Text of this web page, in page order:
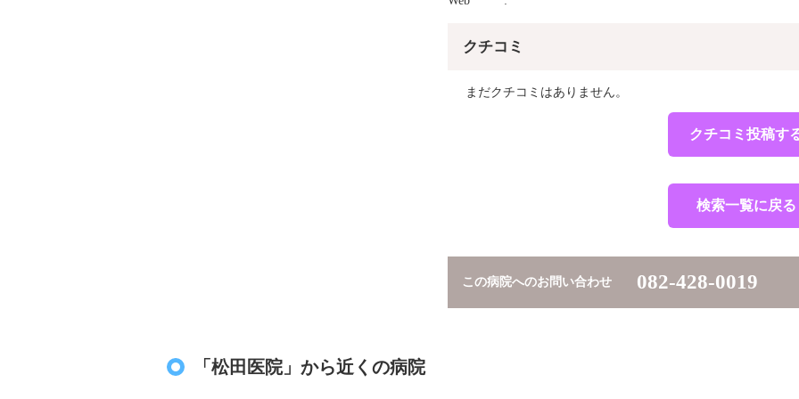
クチコミ
まだクチコミはありません。
クチコミ投稿す
検索一覧に戻る
この病院へのお問い合わせ 082-428-0019
「松田医院」から近くの病院